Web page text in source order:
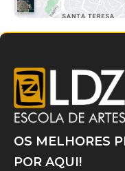
OS MELHORES
POR AQUI!